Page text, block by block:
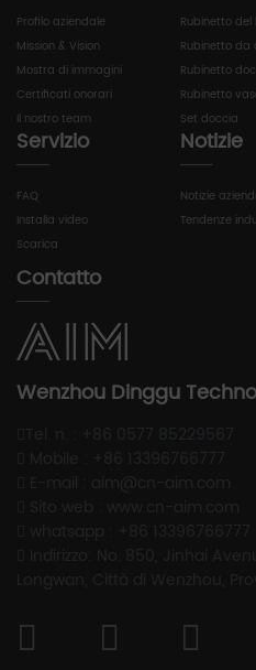
Profilo aziendale
Mission & Vision
Mostra di immagini
Certificati onorari
Il nostro team
Rubinetto
Rubinetto da
Rubinetto
Rubinetto
Set doccia
Servizio
FAQ
Installa video
Scarica
Notizie
Notizie
Tendenze
Contatto
Wenzhou Dinggu